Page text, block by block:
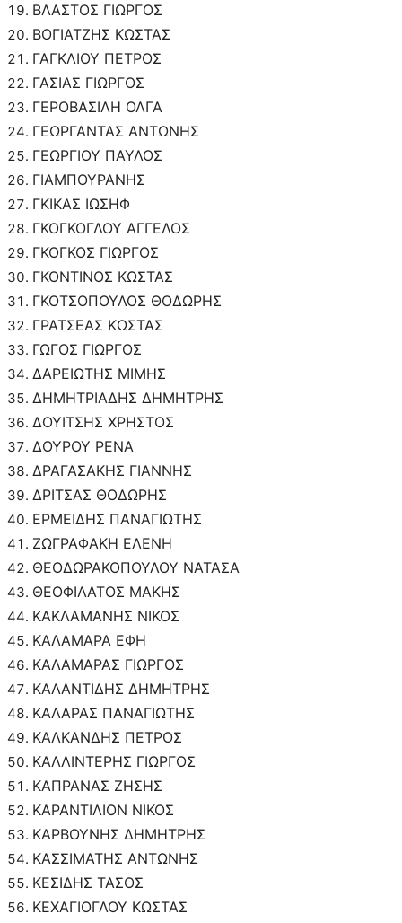
ΒΛΑΣΤΟΣ ΓΙΩΡΓΟΣ
ΒΟΓΙΑΤΖΗΣ ΚΩΣΤΑΣ
ΓΑΓΚΛΙΟΥ ΠΕΤΡΟΣ
ΓΑΣΙΑΣ ΓΙΩΡΓΟΣ
ΓΕΡΟΒΑΣΙΛΗ ΟΛΓΑ
ΓΕΩΡΓΑΝΤΑΣ ΑΝΤΩΝΗΣ
ΓΕΩΡΓΙΟΥ ΠΑΥΛΟΣ
ΓΙΑΜΠΟΥΡΑΝΗΣ
ΓΚΙΚΑΣ ΙΩΣΗΦ
ΓΚΟΓΚΟΓΛΟΥ ΑΓΓΕΛΟΣ
ΓΚΟΓΚΟΣ ΓΙΩΡΓΟΣ
ΓΚΟΝΤΙΝΟΣ ΚΩΣΤΑΣ
ΓΚΟΤΣΟΠΟΥΛΟΣ ΘΟΔΩΡΗΣ
ΓΡΑΤΣΕΑΣ ΚΩΣΤΑΣ
ΓΩΓΟΣ ΓΙΩΡΓΟΣ
ΔΑΡΕΙΩΤΗΣ ΜΙΜΗΣ
ΔΗΜΗΤΡΙΑΔΗΣ ΔΗΜΗΤΡΗΣ
ΔΟΥΙΤΣΗΣ ΧΡΗΣΤΟΣ
ΔΟΥΡΟΥ ΡΕΝΑ
ΔΡΑΓΑΣΑΚΗΣ ΓΙΑΝΝΗΣ
ΔΡΙΤΣΑΣ ΘΟΔΩΡΗΣ
ΕΡΜΕΙΔΗΣ ΠΑΝΑΓΙΩΤΗΣ
ΖΩΓΡΑΦΑΚΗ ΕΛΕΝΗ
ΘΕΟΔΩΡΑΚΟΠΟΥΛΟΥ ΝΑΤΑΣΑ
ΘΕΟΦΙΛΑΤΟΣ ΜΑΚΗΣ
ΚΑΚΛΑΜΑΝΗΣ ΝΙΚΟΣ
ΚΑΛΑΜΑΡΑ ΕΦΗ
ΚΑΛΑΜΑΡΑΣ ΓΙΩΡΓΟΣ
ΚΑΛΑΝΤΙΔΗΣ ΔΗΜΗΤΡΗΣ
ΚΑΛΑΡΑΣ ΠΑΝΑΓΙΩΤΗΣ
ΚΑΛΚΑΝΔΗΣ ΠΕΤΡΟΣ
ΚΑΛΛΙΝΤΕΡΗΣ ΓΙΩΡΓΟΣ
ΚΑΠΡΑΝΑΣ ΖΗΣΗΣ
ΚΑΡΑΝΤΙΛΙΟΝ ΝΙΚΟΣ
ΚΑΡΒΟΥΝΗΣ ΔΗΜΗΤΡΗΣ
ΚΑΣΣΙΜΑΤΗΣ ΑΝΤΩΝΗΣ
ΚΕΣΙΔΗΣ ΤΑΣΟΣ
ΚΕΧΑΓΙΟΓΛΟΥ ΚΩΣΤΑΣ